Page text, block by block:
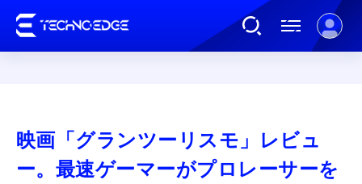
AI
映画「グランツーリスモ」レビュ
ー。最速ゲーマーがプロレーサーを